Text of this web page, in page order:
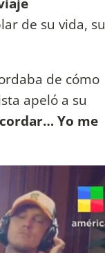
de su vida, su
de cómo
apeló a su
Yo me